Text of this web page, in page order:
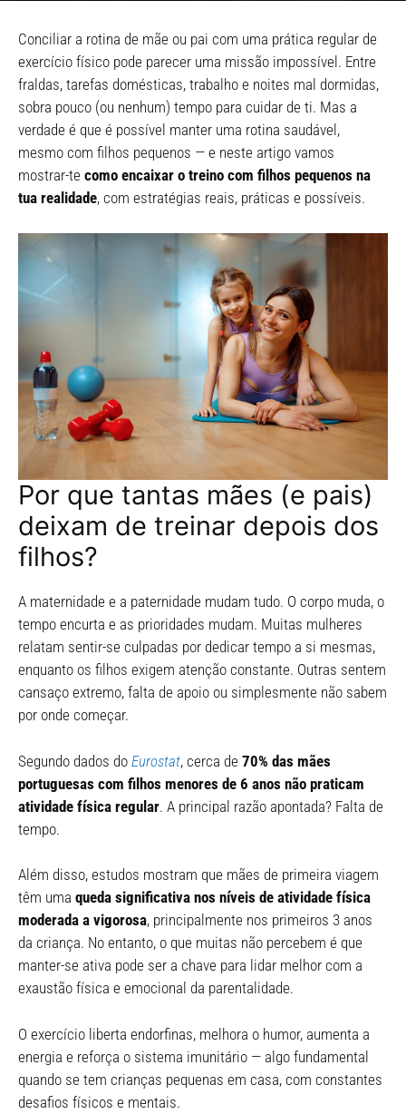
Conciliar a rotina de mãe ou pai com uma prática regular de
exercício físico pode parecer uma missão impossível. Entre
fraldas, tarefas domésticas, trabalho e noites mal dormidas,
sobra pouco (ou nenhum) tempo para cuidar de ti. Mas a
verdade é que é possível manter uma rotina saudável,
mesmo com filhos pequenos — e neste artigo vamos
mostrar-te como encaixar o treino com filhos pequenos na
tua realidade, com estratégias reais, práticas e possíveis.
Por que tantas mães (e pais)
deixam de treinar depois dos
filhos?
A maternidade e a paternidade mudam tudo. O corpo muda, o
tempo encurta e as prioridades mudam. Muitas mulheres
relatam sentir-se culpadas por dedicar tempo a si mesmas,
enquanto os filhos exigem atenção constante. Outras sentem
cansaço extremo, falta de apoio ou simplesmente não sabem
por onde começar.
Segundo dados do Eurostat, cerca de 70% das mães
portuguesas com filhos menores de 6 anos não praticam
atividade física regular. A principal razão apontada? Falta de
tempo.
Além disso, estudos mostram que mães de primeira viagem
têm uma queda significativa nos níveis de atividade física
moderada a vigorosa, principalmente nos primeiros 3 anos
da criança. No entanto, o que muitas não percebem é que
manter-se ativa pode ser a chave para lidar melhor com a
exaustão física e emocional da parentalidade.
O exercício liberta endorfinas, melhora o humor, aumenta a
energia e reforça o sistema imunitário — algo fundamental
quando se tem crianças pequenas em casa, com constantes
desafios físicos e mentais.